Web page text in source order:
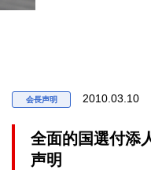
会長声明 2010.03.10
全面的国選付添
声明